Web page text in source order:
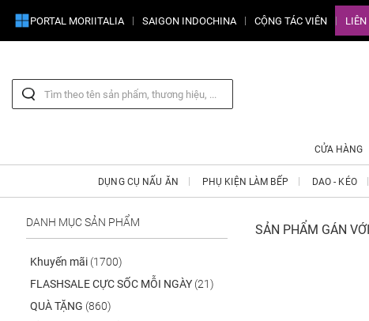
PORTAL MORIITALIA SAIGON INDOCHINA CỘNG TÁC VIÊN LIÊN
CỬA HÀNG
DỤNG CỤ NẤU ĂN PHỤ KIỆN LÀM BẾP DAO - KÉO
DANH MỤC SẢN PHẨM
Khuyến mãi (1700)
FLASHSALE CỰC SỐC MỖI NGÀY (21)
QUÀ TẶNG (860)
SẢN PHẨM GÁN